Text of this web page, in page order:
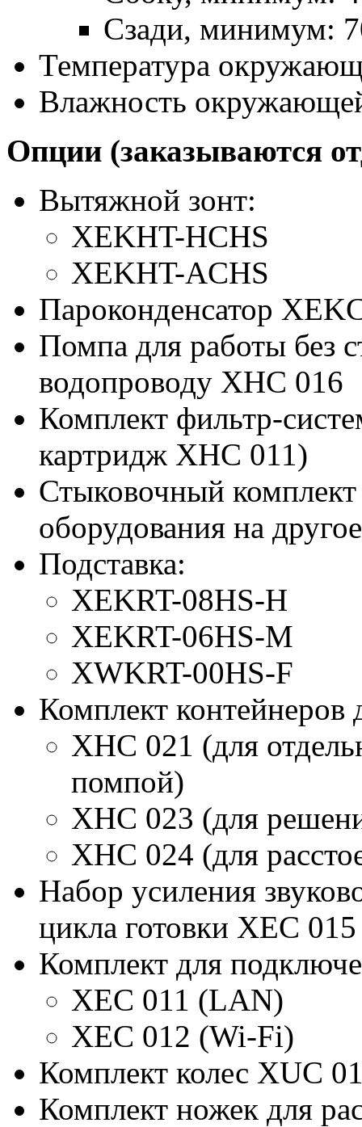
Сзади, минимум:
Температура
Влажность
Опции (заказываются
Вытяжной зонт:
XEKHT-HCHS
XEKHT-ACHS
Пароконденсатор
Помпа для работы без
водопроводу XHC 016
Комплект фильтр-
картридж XHC 011)
Стыковочный
оборудования на
Подставка:
XEKRT-08HS-H
XEKRT-06HS-M
XWKRT-00HS-F
Комплект контейнеров
XHC 021 (для
помпой)
XHC 023 (для
XHC 024 (для
Набор усиления
цикла готовки XEC 015
Комплект для
XEC 011 (LAN)
XEC 012 (Wi-Fi)
Комплект колес XUC
Комплект ножек для